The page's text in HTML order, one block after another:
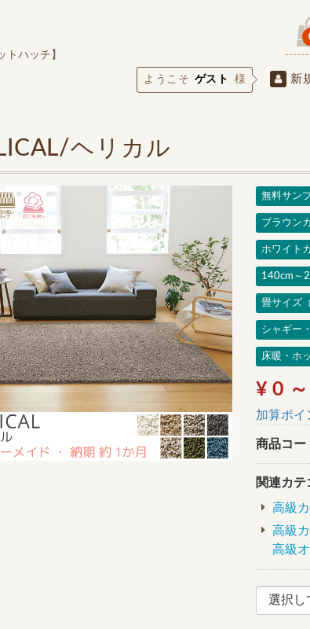
ハッチ】
ようこそ ゲスト 様 新
ヘリカル
無料サン
ブラウン
ホワイト
140cm～
畳サイズ
シャギー
床暖・ホ
¥ 0
加算ポイ
商品コー
関連カテ
高級
高級
高級